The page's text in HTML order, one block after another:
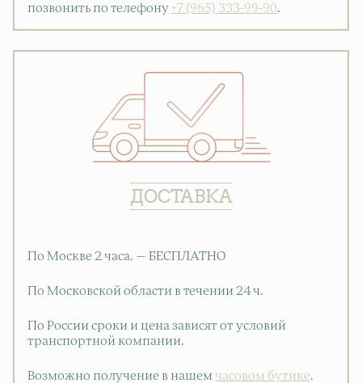
позвонить по телефону +7 (965) 333-99-90.
ДОСТАВКА
По Москве 2 часа. — БЕСПЛАТНО
По Московской области в течении 24 ч.
По России сроки и цена зависят от условий
транспортной компании.
Возможно получение в нашем часовом бутике.